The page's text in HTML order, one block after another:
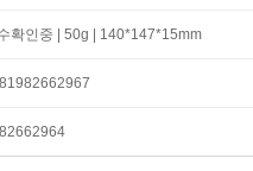
확인중 | 50g | 140*147*15mm